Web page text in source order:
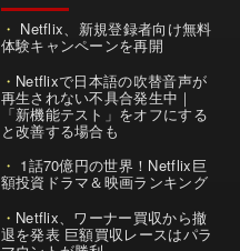
Netflix、新規登録者向け無料
体験キャンペーンを再開
Netflixで日本語の吹替音声が
再生されない不具合発生中｜
「新機能テスト」をオフにする
と改善する場合も
1話70億円の世界！Netflix巨
額投資ドラマ＆映画ランキング
Netflix、ワーナー買収から撤
退を発表 巨額買収レースはパラ